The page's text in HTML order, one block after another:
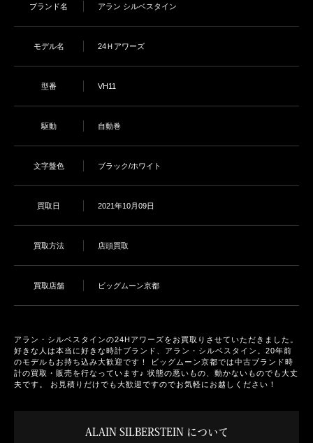
ブランド名 アラン シルベスタイン
モデル名 24Ｈアワーズ
型番 VH11
駆動 自動巻
文字盤色 ブラック/ホワイト
買取日 2021年10月09日
買取方法 店頭買取
買取店舗 ビッグムーン京都
アラン・シルベスタインの24Hアワーズをお買取りさせていただきました。
好きな人は本当に好きな時計ブランド、アラン・シルベスタイン。20年前
のモデルもお持ち込み大歓迎です！ ビッグムーン京都では中古ブランド時
計の買取・販売を行なっています♪ 状態の悪いもの、動かないものでも大丈
夫です。 お見積りだけでも大歓迎ですのでお気軽にお越しください！
ALAIN SILBERSTEIN について